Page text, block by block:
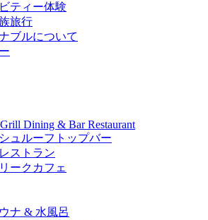
ティー体験
旅行
ブルについて
Grill Dining & Bar Restaurant
ュルーフトップバー
ストラン
ークカフェ
ナ & 水風呂